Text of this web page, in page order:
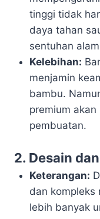
tinggi tidak
daya tahan
sentuhan
Kelebihan:
menjamin
bambu.
premium
pembuatan.
2. Desain
Keterangan:
dan kompleks
lebih banyak